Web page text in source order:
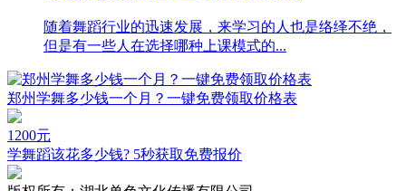
随着舞蹈行业的迅速发展，来学习的人也是络绎不绝，
但是有一些人在选择哪种上课模式的...
郑州学舞多少钱一个月？一键免费领取价格表
1200元
学舞蹈该花多少钱? 5秒获取免费报价